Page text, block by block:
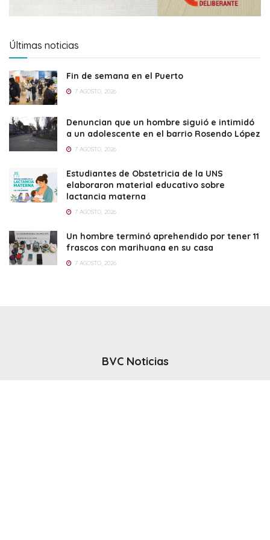
Últimas noticias
Fin de semana en el Puerto
7 AGOSTO, 2026
Denuncian que un hombre siguió e intimidó
a un adolescente en el barrio Rosendo López
7 AGOSTO, 2026
Estudiantes de Obstetricia de la UNS
elaboraron material educativo sobre
lactancia materna
7 AGOSTO, 2026
Un hombre terminó aprehendido por tener 11
frascos con marihuana en su casa
7 AGOSTO, 2026
BVC Noticias